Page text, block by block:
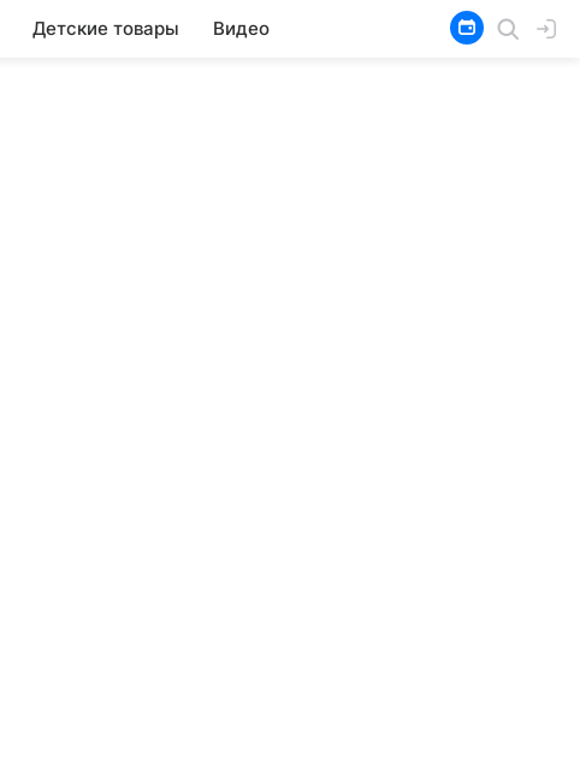
Детские товары Видео